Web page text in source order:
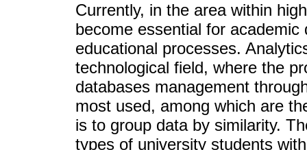
Currently, in the area within
become essential for
educational processes.
technological field, where the
databases management
most used, among which are
is to group data by similarity.
types of university students